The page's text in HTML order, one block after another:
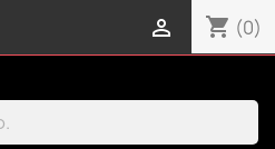
shopping_cart (0)
